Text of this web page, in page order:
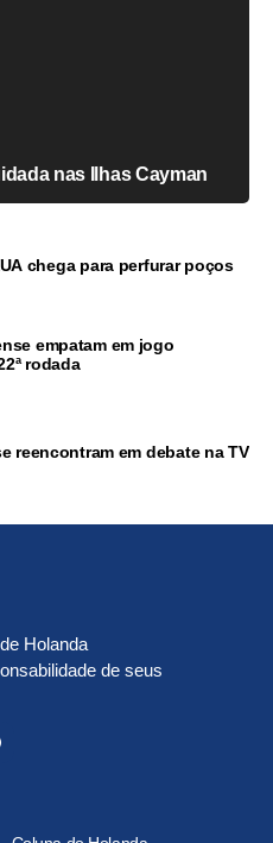
nas Ilhas Cayman
chega para perfurar poços
empatam em jogo
rodada
reencontram em debate na TV
Holanda
de seus